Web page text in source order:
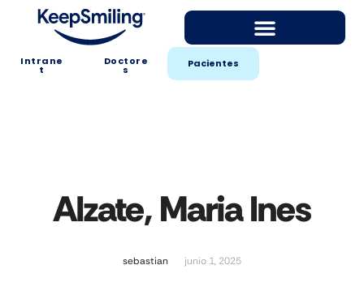
Intrane
t
Doctore
s Pacientes
Alzate, Maria Ines
sebastian junio 1, 2025